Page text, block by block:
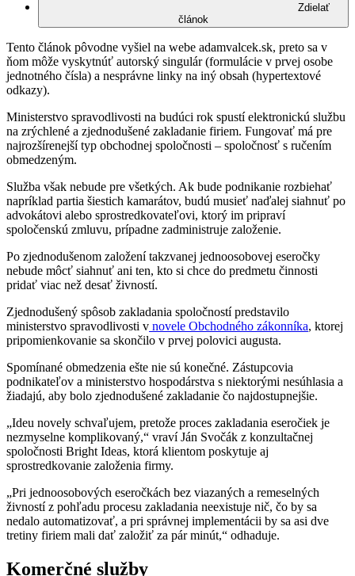
Zdielať
článok
Tento článok pôvodne vyšiel na webe adamvalcek.sk, preto sa v
ňom môže vyskytnúť autorský singulár (formulácie v prvej osobe
jednotného čísla) a nesprávne linky na iný obsah (hypertextové
odkazy).
Ministerstvo spravodlivosti na budúci rok spustí elektronickú službu
na zrýchlené a zjednodušené zakladanie firiem. Fungovať má pre
najrozšírenejší typ obchodnej spoločnosti – spoločnosť s ručením
obmedzeným.
Služba však nebude pre všetkých. Ak bude podnikanie rozbiehať
napríklad partia šiestich kamarátov, budú musieť naďalej siahnuť po
advokátovi alebo sprostredkovateľovi, ktorý im pripraví
spoločenskú zmluvu, prípadne zadministruje založenie.
Po zjednodušenom založení takzvanej jednoosobovej eseročky
nebude môcť siahnuť ani ten, kto si chce do predmetu činnosti
pridať viac než desať živností.
Zjednodušený spôsob zakladania spoločností predstavilo
ministerstvo spravodlivosti v novele Obchodného zákonníka, ktorej
pripomienkovanie sa skončilo v prvej polovici augusta.
Spomínané obmedzenia ešte nie sú konečné. Zástupcovia
podnikateľov a ministerstvo hospodárstva s niektorými nesúhlasia a
žiadajú, aby bolo zjednodušené zakladanie čo najdostupnejšie.
„Ideu novely schvaľujem, pretože proces zakladania eseročiek je
nezmyselne komplikovaný,“ vraví Ján Svočák z konzultačnej
spoločnosti Bright Ideas, ktorá klientom poskytuje aj
sprostredkovanie založenia firmy.
„Pri jednoosobových eseročkách bez viazaných a remeselných
živností z pohľadu procesu zakladania neexistuje nič, čo by sa
nedalo automatizovať, a pri správnej implementácii by sa asi dve
tretiny firiem mali dať založiť za pár minút,“ odhaduje.
Komerčné služby